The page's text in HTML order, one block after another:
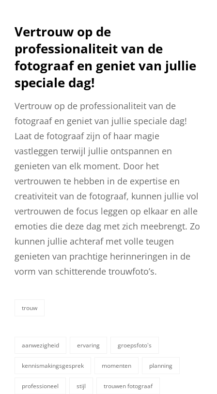
Vertrouw op de
professionaliteit van de
fotograaf en geniet van jullie
speciale dag!
Vertrouw op de professionaliteit van de
fotograaf en geniet van jullie speciale dag!
Laat de fotograaf zijn of haar magie
vastleggen terwijl jullie ontspannen en
genieten van elk moment. Door het
vertrouwen te hebben in de expertise en
creativiteit van de fotograaf, kunnen jullie vol
vertrouwen de focus leggen op elkaar en alle
emoties die deze dag met zich meebrengt. Zo
kunnen jullie achteraf met volle teugen
genieten van prachtige herinneringen in de
vorm van schitterende trouwfoto’s.
trouw
aanwezigheid ervaring groepsfoto's
kennismakingsgesprek momenten planning
professioneel stijl trouwen fotograaf